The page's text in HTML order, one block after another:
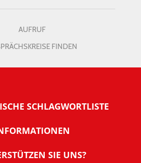
AUFRUF
FINDEN
SCHLAGWORTLISTE
NachDenkSeiten
SIE UNS?